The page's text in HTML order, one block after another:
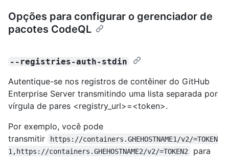
Opções para configurar o gerenciador de
pacotes CodeQL
--registries-auth-stdin
Autentique-se nos registros de contêiner do GitHub
Enterprise Server transmitindo uma lista separada por
vírgula de pares <registry_url>=<token>.
Por exemplo, você pode
transmitir
https://containers.GHEHOSTNAME1/v2/=TOKEN
1,https://containers.GHEHOSTNAME2/v2/=TOKEN2
para